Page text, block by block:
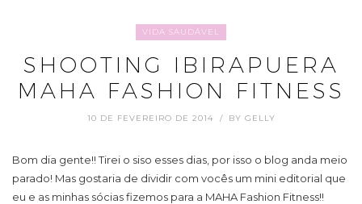
VIDA SAUDÁVEL
SHOOTING IBIRAPUERA
MAHA FASHION FITNESS
10 DE FEVEREIRO DE 2014 BY GELLY
Bom dia gente!! Tirei o siso esses dias, por isso o blog anda meio
parado! Mas gostaria de dividir com vocês um mini editorial que
eu e as minhas sócias fizemos para a MAHA Fashion Fitness!!